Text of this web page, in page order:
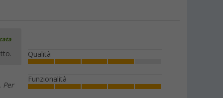
Per
Qualità
Funzionalità